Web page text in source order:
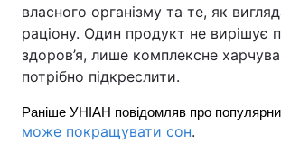
власного організму та те, як
раціону. Один продукт не вирішує
здоров’я, лише комплексне
потрібно підкреслити.
Раніше УНІАН повідомляв про
може покращувати сон.